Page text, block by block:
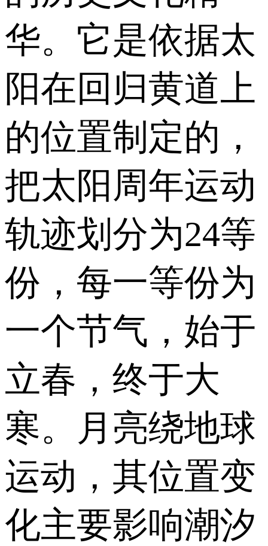
华。它是依据太
阳在回归黄道上
的位置制定的，
把太阳周年运动
轨迹划分为24等
份，每一等份为
一个节气，始于
立春，终于大
寒。月亮绕地球
运动，其位置变
化主要影响潮汐